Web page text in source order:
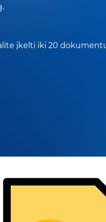
įkelti iki 20